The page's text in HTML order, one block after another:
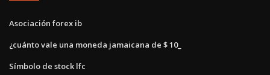
Asociación forex ib
¿cuánto vale una moneda jamaicana de $ 10_
Símbolo de stock lfc